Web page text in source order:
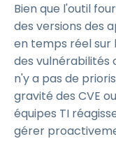
Bien que l'outil
des versions des
en temps réel
des vulnérabilités
n'y a pas de
gravité des CVE
équipes TI
gérer